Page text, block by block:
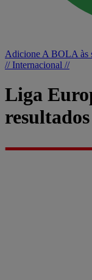
Adicione A BOLA às
// Internacional //
Liga